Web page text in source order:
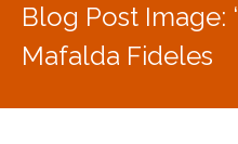
Escola
Blog Post Image:
Mafalda Fideles